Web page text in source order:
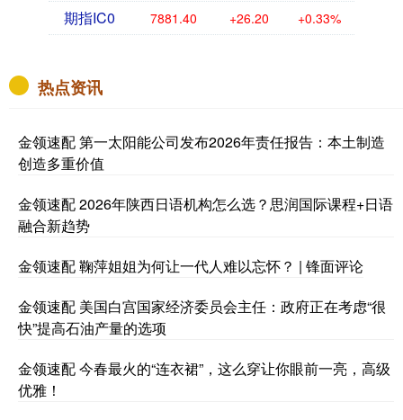
期指IC0 7881.40 +26.20 +0.33%
热点资讯
金领速配 第一太阳能公司发布2026年责任报告：本土制造
创造多重价值
金领速配 2026年陕西日语机构怎么选？思润国际课程+日语
融合新趋势
金领速配 鞠萍姐姐为何让一代人难以忘怀？ | 锋面评论
金领速配 美国白宫国家经济委员会主任：政府正在考虑“很
快”提高石油产量的选项
金领速配 今春最火的“连衣裙”，这么穿让你眼前一亮，高级
优雅！